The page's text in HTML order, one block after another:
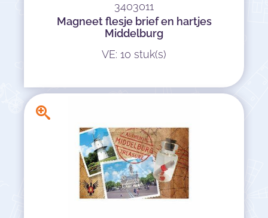
3403011
Magneet flesje brief en hartjes
Middelburg
VE: 10 stuk(s)